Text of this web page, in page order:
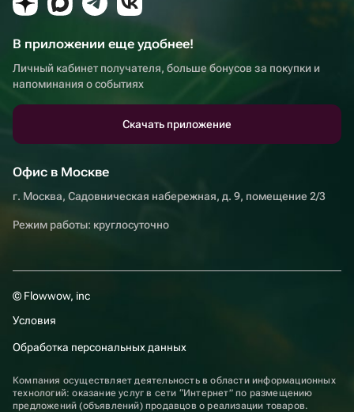
В приложении еще удобнее!
Личный кабинет получателя, больше бонусов за покупки и
напоминания о событиях
Скачать приложение
Офис в Москве
г. Москва, Садовническая набережная, д. 9, помещение 2/3
Режим работы: круглосуточно
© Flowwow, inc
Условия
Обработка персональных данных
Компания осуществляет деятельность в области информационных
технологий: оказание услуг в сети “Интернет” по размещению
предложений (объявлений) продавцов о реализации товаров.